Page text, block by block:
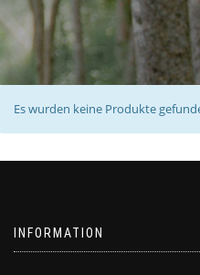
Es wurden keine Produkte
INFORMATION